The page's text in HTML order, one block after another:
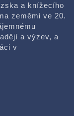
a knížecího
zeměmi ve 20.
a výzev, a
v